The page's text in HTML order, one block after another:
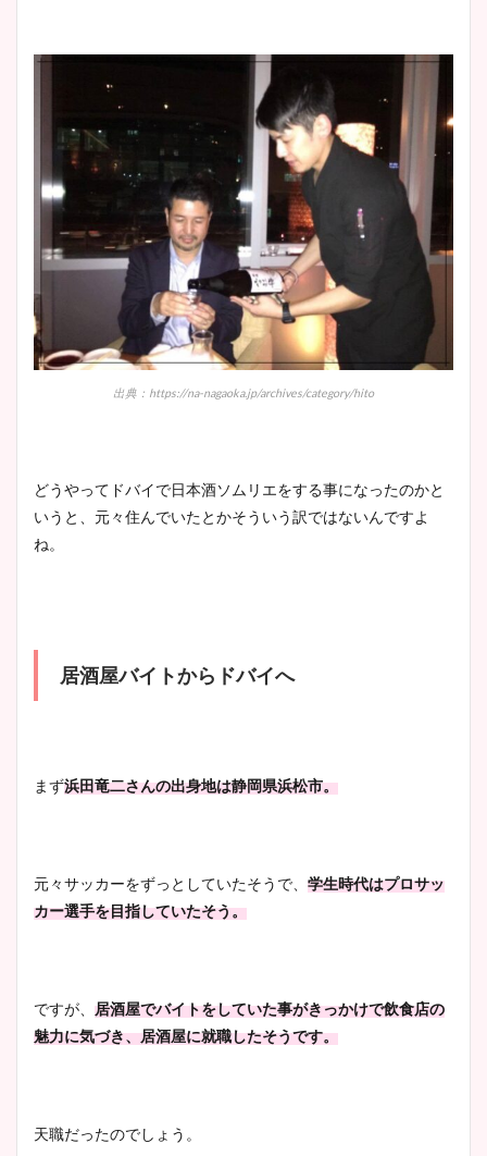
出典：https://na-nagaoka.jp/archives/category/hito
どうやってドバイで日本酒ソムリエをする事になったのかと
いうと、元々住んでいたとかそういう訳ではないんですよ
ね。
居酒屋バイトからドバイへ
まず浜田竜二さんの出身地は静岡県浜松市。
元々サッカーをずっとしていたそうで、 学生時代はプロサッ
カー選手を目指していたそう。
ですが、 居酒屋でバイトをしていた事がきっかけで飲食店の
魅力に気づき、居酒屋に就職したそうです。
天職だったのでしょう。